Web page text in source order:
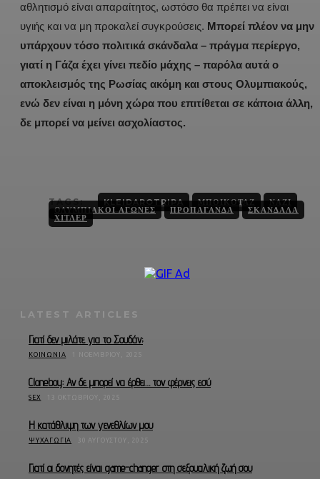
αθλητισμό είναι απαραίτητος, ωστόσο θα πρέπει να είναι
υγιής και να μη προκαλεί συγκρούσεις. Μπορεί πλέον να μην
υπάρχουν τόσο πολιτικά σκάνδαλα – πράγμα περίεργο,
γιατί η Γάζα έχει γίνει πεδίο μάχης – παρόλα αυτά ο
αποκλεισμός της Ρωσίας ακόμη και στους Ολυμπιακούς,
ενώ δεν είναι η μόνη χώρα που επιτίθεται σε κάποια άλλη,
δε μπορεί να μείνει ασχολίαστος.
TAGS: KLEIDAROTRIPA ΜΠΟΙΚΟΤΆΖ ΝΑΖΊ
ΟΛΥΜΠΙΑΚΟΊ ΑΓΏΝΕΣ ΠΡΟΠΑΓΆΝΔΑ ΣΚΆΝΔΑΛΑ
ΧΊΤΛΕΡ
LATEST ARTICLES
Γιατί δεν μιλάτε για το Σουδάν;
ΚΟΙΝΩΝΊΑ 1 ΝΟΕΜΒΡΊΟΥ, 2025
Cloneboy: Αν δε μπορεί να έρθει… τον φέρνεις εσύ
SEX 13 ΟΚΤΩΒΡΊΟΥ, 2025
Η κατάθλιψη των γενεθλίων μου
ΨΥΧΑΓΩΓΊΑ 30 ΑΥΓΟΎΣΤΟΥ, 2025
Γιατί οι δονητές είναι game-changer στη σεξουαλική ζωή σου